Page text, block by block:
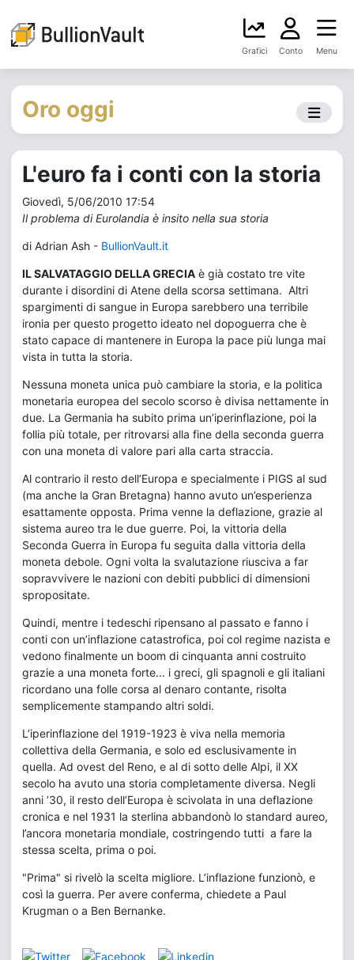
Grafici Conto Menu
Oro oggi
L'euro fa i conti con la storia
Giovedì, 5/06/2010 17:54
Il problema di Eurolandia è insito nella sua storia
di Adrian Ash - BullionVault.it
IL SALVATAGGIO DELLA GRECIA è già costato tre vite
durante i disordini di Atene della scorsa settimana. Altri
spargimenti di sangue in Europa sarebbero una terribile
ironia per questo progetto ideato nel dopoguerra che è
stato capace di mantenere in Europa la pace più lunga mai
vista in tutta la storia.
Nessuna moneta unica può cambiare la storia, e la politica
monetaria europea del secolo scorso è divisa nettamente in
due. La Germania ha subito prima un’iperinflazione, poi la
follia più totale, per ritrovarsi alla fine della seconda guerra
con una moneta di valore pari alla carta straccia.
Al contrario il resto dell’Europa e specialmente i PIGS al sud
(ma anche la Gran Bretagna) hanno avuto un’esperienza
esattamente opposta. Prima venne la deflazione, grazie al
sistema aureo tra le due guerre. Poi, la vittoria della
Seconda Guerra in Europa fu seguita dalla vittoria della
moneta debole. Ogni volta la svalutazione riusciva a far
sopravvivere le nazioni con debiti pubblici di dimensioni
spropositate.
Quindi, mentre i tedeschi ripensano al passato e fanno i
conti con un’inflazione catastrofica, poi col regime nazista e
vedono finalmente un boom di cinquanta anni costruito
grazie a una moneta forte... i greci, gli spagnoli e gli italiani
ricordano una folle corsa al denaro contante, risolta
semplicemente stampando altri soldi.
L’iperinflazione del 1919-1923 è viva nella memoria
collettiva della Germania, e solo ed esclusivamente in
quella. Ad ovest del Reno, e al di sotto delle Alpi, il XX
secolo ha avuto una storia completamente diversa. Negli
anni ’30, il resto dell’Europa è scivolata in una deflazione
cronica e nel 1931 la sterlina abbandonò lo standard aureo,
l’ancora monetaria mondiale, costringendo tutti a fare la
stessa scelta, prima o poi.
"Prima" si rivelò la scelta migliore. L’inflazione funzionò, e
così la guerra. Per avere conferma, chiedete a Paul
Krugman o a Ben Bernanke.